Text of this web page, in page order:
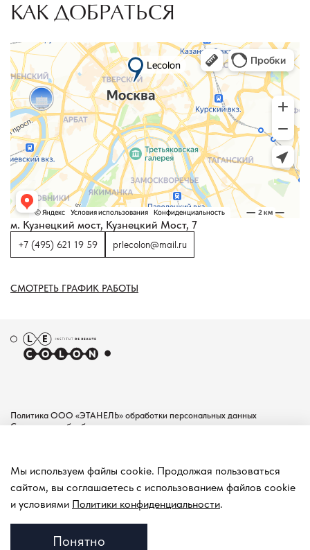
м. Кузнецкий мост, Кузнецкий Мост, 7
+7 (495) 621 19 59 prlecolon@mail.ru
СМОТРЕТЬ ГРАФИК РАБОТЫ
КАК ДОБРАТЬСЯ
Политика ООО «ЭТАНЕЛЬ» обработки персональных данных
Согласие на обработку персональных данных
Контакты
Покупателям
Мы используем файлы cookie. Продолжая пользоваться
сайтом, вы соглашаетесь с использованием файлов cookie
и условиями Политики конфиденциальности.
Понятно